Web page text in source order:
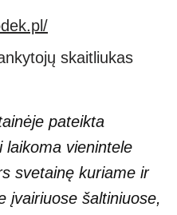
pateikta
laikoma vienintele
svetainę kuriame ir
įvairiuose šaltiniuose,